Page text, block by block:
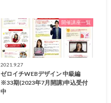
開催講座一覧
2021.9.27
ゼロイチWEBデザイン 中級編
※33期(2023年7月開講)申込受付
中